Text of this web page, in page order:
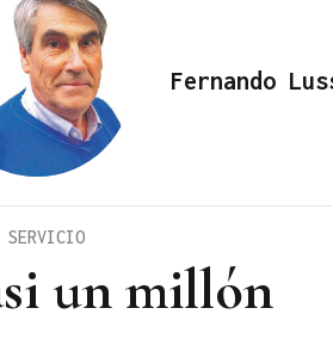
Fernando
un millón